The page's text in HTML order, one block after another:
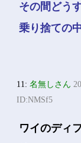
その間どう
乗り捨ての
11:名無しさん
ID:NMSf5
ワイのディ